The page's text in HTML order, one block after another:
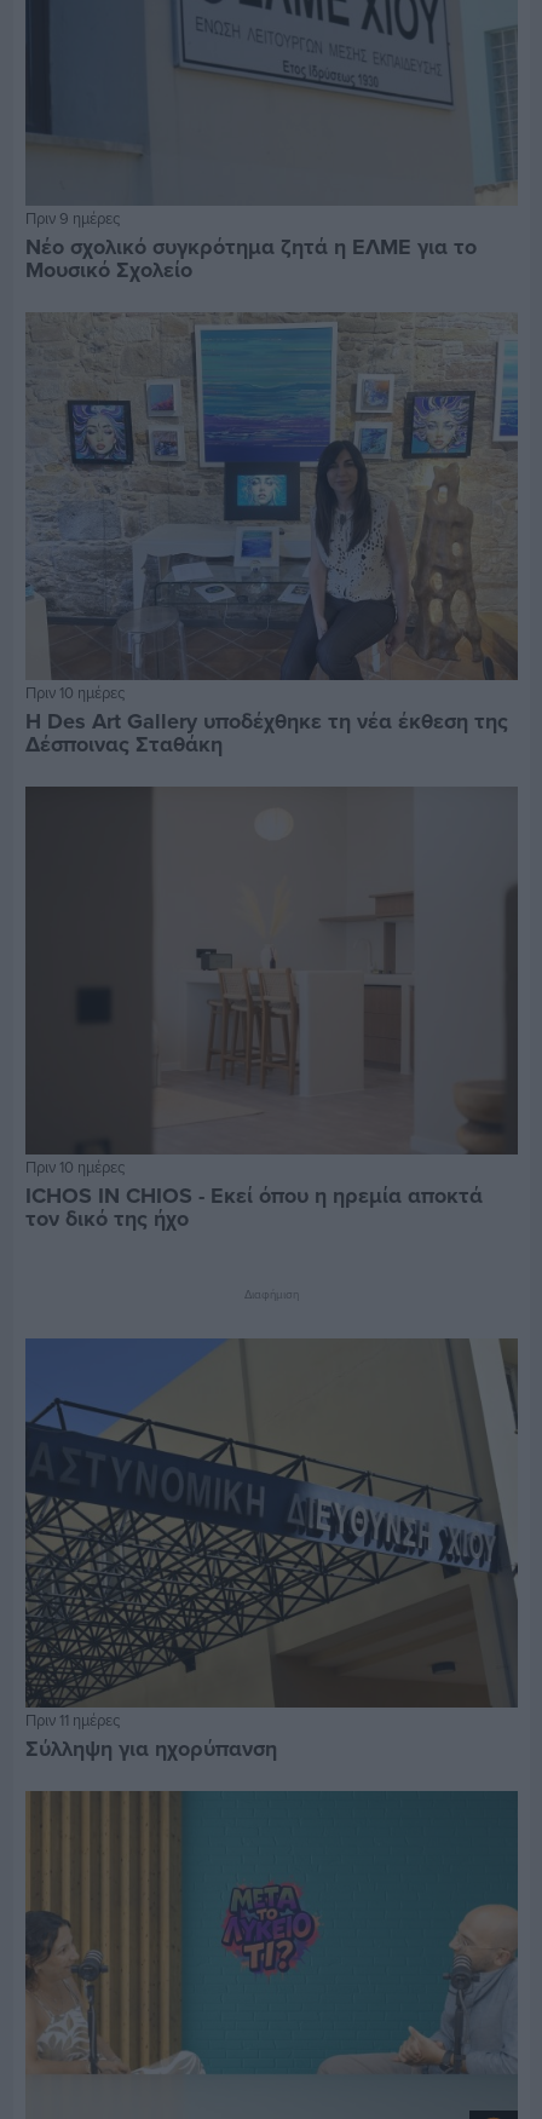
Πριν 9 ημέρες
Νέο σχολικό συγκρότημα ζητά η ΕΛΜΕ για το
Μουσικό Σχολείο
Πριν 10 ημέρες
Η Des Art Gallery υποδέχθηκε τη νέα έκθεση της
Δέσποινας Σταθάκη
Πριν 10 ημέρες
ICHOS IN CHIOS - Εκεί όπου η ηρεμία αποκτά
τον δικό της ήχο
Διαφήμιση
Πριν 11 ημέρες
Σύλληψη για ηχορύπανση